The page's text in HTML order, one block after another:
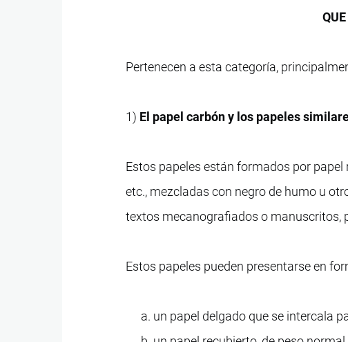
Pertenecen a esta categoría,
1) El papel carbón y los papeles
Estos papeles están formados por
etc., mezcladas con negro de humo u
textos mecanografiados o manuscritos,
Estos papeles pueden presentarse en
un papel delgado que se intercala